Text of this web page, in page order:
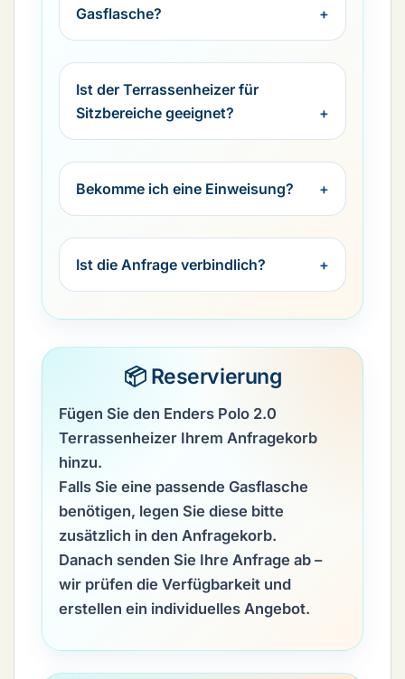
Gasflasche?
Ist der Terrassenheizer für
Sitzbereiche geeignet?
Bekomme ich eine Einweisung?
Ist die Anfrage verbindlich?
📦 Reservierung
Fügen Sie den Enders Polo 2.0
Terrassenheizer Ihrem Anfragekorb
hinzu.
Falls Sie eine passende Gasflasche
benötigen, legen Sie diese bitte
zusätzlich in den Anfragekorb.
Danach senden Sie Ihre Anfrage ab –
wir prüfen die Verfügbarkeit und
erstellen ein individuelles Angebot.